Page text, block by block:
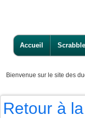
Accueil Scrabble
Bienvenue sur le site des
Retour à